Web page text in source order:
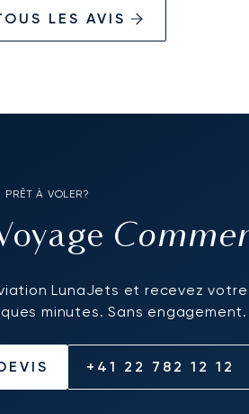
LES AVIS
PRÊT À VOLER?
LunaJets et recevez votre
minutes. Sans engagement.
+41 22 782 12 12